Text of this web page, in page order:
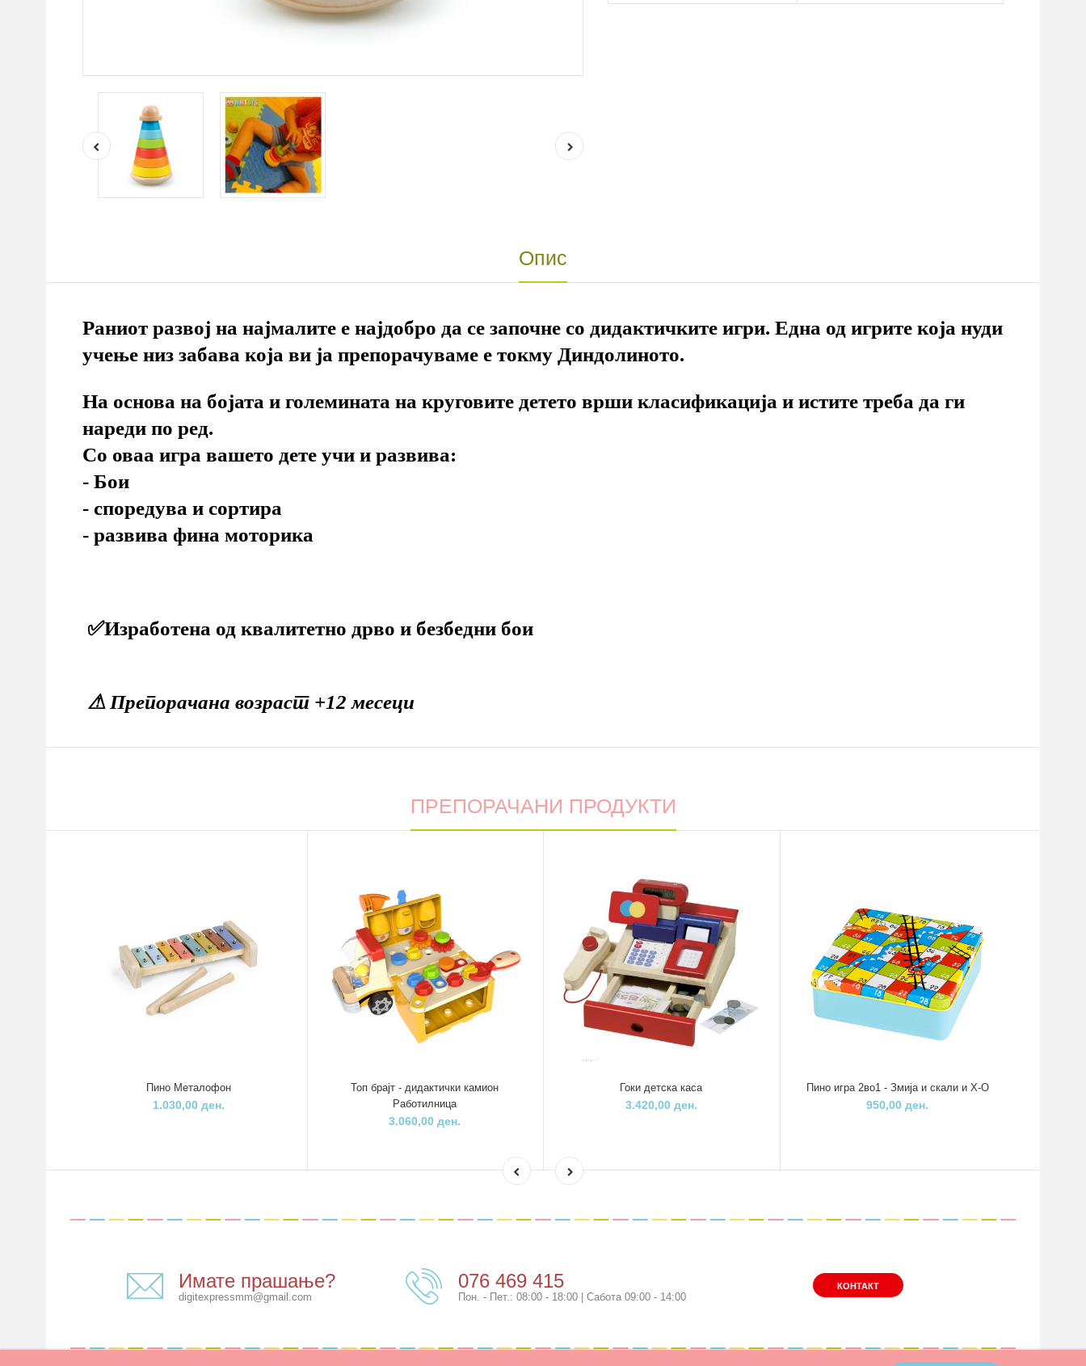
Опис
Раниот развој на најмалите е најдобро да се започне со дидактичките игри. Една од игрите која нуди
учење низ забава која ви ја препорачуваме е токму Диндолиното.⁣
На основа на бојата и големината на круговите детето врши класификација и истите треба да ги
нареди по ред.⁣
Со оваа игра вашето дете учи и развива:⁣
⁣- Бои
- споредува и сортира
- развива фина моторика
✅Изработена од квалитетно дрво и безбедни бои
⚠ Препорачана возраст +12 месеци
ПРЕПОРАЧАНИ ПРОДУКТИ
Пино Металофон
1.030,00 ден.
Топ брајт - дидактички камион
Работилница
3.060,00 ден.
Гоки детска каса
3.420,00 ден.
Пино игра 2во1 - Змија и скали и Х-О
950,00 ден.
Имате прашање?
digitexpressmm@gmail.com
076 469 415
Пон. - Пет.: 08:00 - 18:00 | Сабота 09:00 - 14:00
КОНТАКТ